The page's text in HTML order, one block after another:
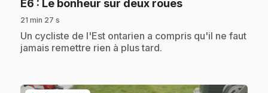
E6 : Le bonheur sur deux roues.
21 min 27 s
.Un cycliste de l'Est ontarien a compris qu'il ne faut
jamais remettre rien à plus tard.